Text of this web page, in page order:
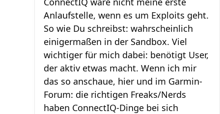
Anlaufstelle, wenn es um Exploits geht.
So wie Du schreibst: wahrscheinlich
einigermaßen in der Sandbox. Viel
wichtiger für mich dabei: benötigt User,
der aktiv etwas macht. Wenn ich mir
das so anschaue, hier und im Garmin-
Forum: die richtigen Freaks/Nerds
haben ConnectIQ-Dinge bei sich